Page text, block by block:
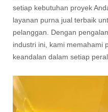
setiap kebutuhan proyek
layanan purna jual terbaik
pelanggan. Dengan
industri ini, kami memahami
keandalan dalam setiap